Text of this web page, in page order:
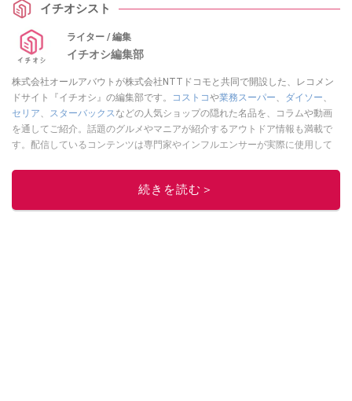
イチオシスト
ライター / 編集
イチオシ編集部
株式会社オールアバウトが株式会社NTTドコモと共同で開設した、レコメン
ドサイト『イチオシ』の編集部です。
コストコや業務スーパー、 ダイソー、
セリア、 スターバックスなどの人気ショップの隠れた名品を、コラムや動画
を通してご紹介。話題のグルメやマニアが紹介するアウトドア情報も満載で
す。配信しているコンテンツは専門家やインフルエンサーが実際に使用して
ニュースでフォロー
続きを読む＞